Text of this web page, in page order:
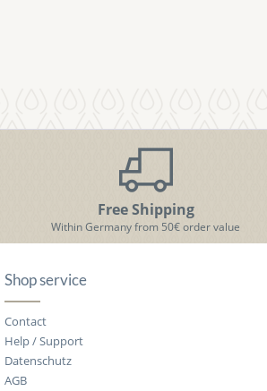
Free Shipping
Within Germany from 50€ order value
Shop service
Contact
Help / Support
Datenschutz
AGB